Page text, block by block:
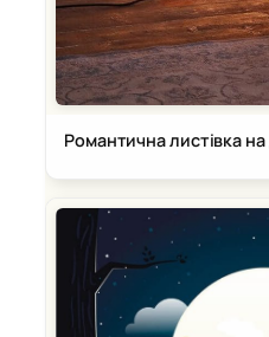
Романтична листівка